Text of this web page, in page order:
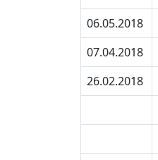
06.05.2018
07.04.2018
26.02.2018